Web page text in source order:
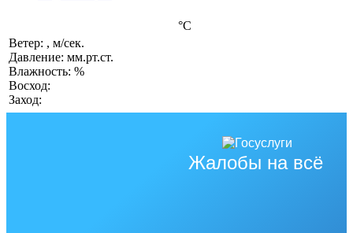
°C
Ветер: , м/сек.
Давление: мм.рт.ст.
Влажность: %
Восход:
Заход:
Жалобы на всё